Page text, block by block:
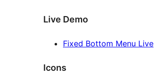
Live Demo
Fixed Bottom Menu Live
Icons